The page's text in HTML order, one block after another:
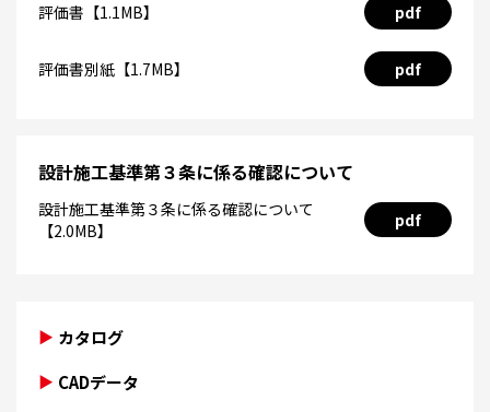
評価書【1.1MB】 pdf
評価書別紙【1.7MB】 pdf
設計施工基準第３条に係る確認について
設計施工基準第３条に係る確認について
【2.0MB】
pdf
カタログ
CADデータ